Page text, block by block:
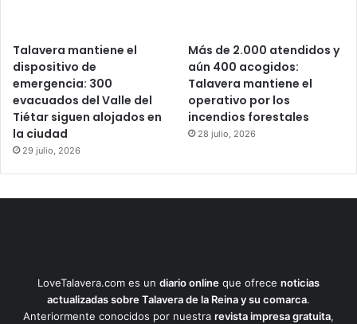
Talavera mantiene el
dispositivo de
emergencia: 300
evacuados del Valle del
Tiétar siguen alojados en
la ciudad
29 julio, 2026
Más de 2.000 atendidos y
aún 400 acogidos:
Talavera mantiene el
operativo por los
incendios forestales
28 julio, 2026
LoveTalavera.com es un diario online que ofrece noticias
actualizadas sobre Talavera de la Reina y su comarca.
Anteriormente conocidos por nuestra revista impresa gratuita,